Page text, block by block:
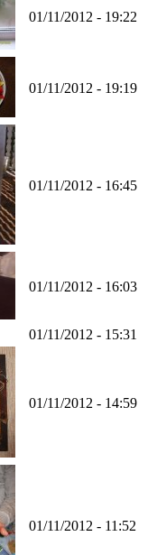
01/11/2012 - 19:22
01/11/2012 - 19:19
01/11/2012 - 16:45
01/11/2012 - 16:03
01/11/2012 - 15:31
01/11/2012 - 14:59
01/11/2012 - 11:52